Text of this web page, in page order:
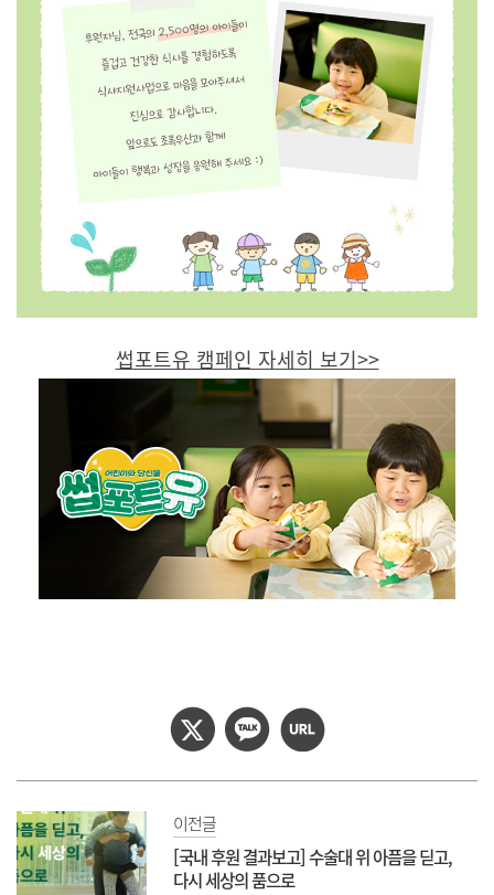
썹포트유 캠페인 자세히 보기>>
이전글
[국내 후원 결과보고] 수술대 위 아픔을 딛고,
다시 세상의 품으로